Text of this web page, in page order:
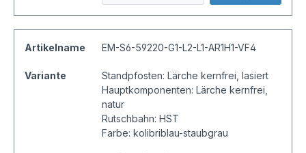
Artikelname EM-S6-59220-G1-L2-L1-AR1H1-VF4
Variante
Standpfosten: Lärche kernfrei, lasiert
Hauptkomponenten: Lärche kernfrei,
natur
Rutschbahn: HST
Farbe: kolibriblau-staubgrau